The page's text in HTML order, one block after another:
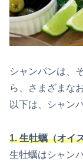
シャンパンは、
ら、さまざまな
以下は、シャン
1. 生牡蠣（オイ
生牡蠣はシャン